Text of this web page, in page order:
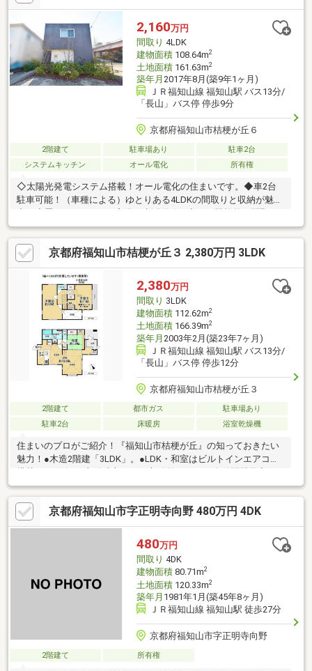
員約8.1mです。●周辺環境・福知山市立昭和小学校：徒歩10分(約
800m)・フレッシュバザール福知山篠尾新町店：徒歩7分(約550m)
2,160万円
間取り 4LDK
建物面積108.64m2
土地面積161.63m2
築年月 2017年8月(築9年1ヶ月)
ＪＲ福知山線 福知山駅 バス13分/
「長山」バス停 停歩9分
京都府福知山市桔梗が丘６
2階建て 駐車場あり
駐車2台
システムキッチン
オール電化 所有権
◇太陽光発電システム搭載！オール電化の住まいです。◆車2台
駐車可能！（車種による）ゆとりある4LDKの間取りと収納が魅
です。◆落ち着いた第一種低層住居専用地域。お気軽にお問い合
わせください☆売主の契約不適合責任免責
京都府福知山市桔梗が丘３ 2,380万円 3LDK
2,380万円
間取り 3LDK
建物面積112.62m2
土地面積166.39m2
築年月 2003年2月(築23年7ヶ月)
ＪＲ福知山線 福知山駅 バス13分/
「長山」バス停 停歩12分
京都府福知山市桔梗が丘３
2階建て 都市ガス
駐車場あり
駐車2台
床暖房 浴室乾燥機
住まいのプロがご紹介！『福知山市桔梗が丘』の知っておきたい
魅力！●木造2階建「3LDK」。●LDK・和室はビルトインエアコン
搭載。●リビング部分上部は、一部吹抜けです。自動開閉天窓
有。●キッチンはセミクローズドタイプ。●浴室にヒーリングライ
ト有。浴室乾燥機付き。●トイレは各階に設置有。●2026年6月、1
階トイレ取換。1階トイレはタンクレス。●1階ホール・LDK・洋室
①は全自動雨戸付き。●洋室②は出入り口が2ヶ所あり、間仕切
りが可能(別途工事費要)。●南東側に、バルコニーが設けられてい
ます。●2023年7月、防蟻処理実施。●駐車2台可能、内1台分はカ
京都府福知山市字正明寺向野 480万円 4DK
480万円
間取り 4DK
建物面積80.71m2
土地面積120.33m2
築年月 1981年1月(築45年8ヶ月)
ＪＲ福知山線 福知山駅 徒歩27分
京都府福知山市字正明寺向野
2階建て 所有権